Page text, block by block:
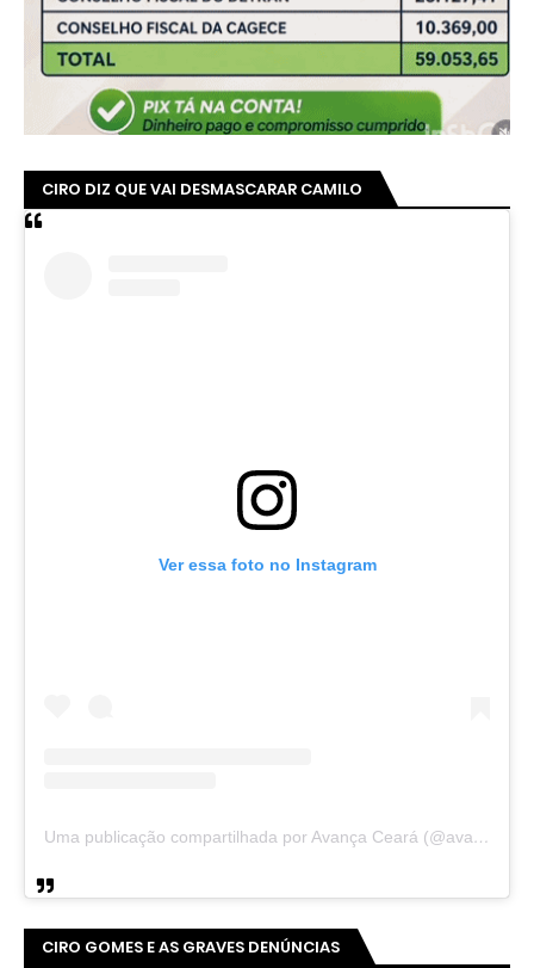
CIRO DIZ QUE VAI DESMASCARAR CAMILO
Ver essa foto no Instagram
Uma publicação compartilhada por Avança Ceará (@avancaceara)
CIRO GOMES E AS GRAVES DENÚNCIAS